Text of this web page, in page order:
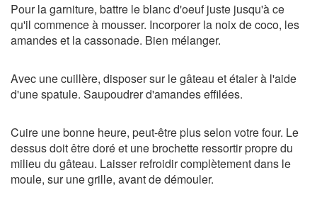
Pour la garniture, battre le blanc d'oeuf juste jusqu'à ce
qu'il commence à mousser. Incorporer la noix de coco, les
amandes et la cassonade. Bien mélanger.
Avec une cuillère, disposer sur le gâteau et étaler à l'aide
d'une spatule. Saupoudrer d'amandes effilées.
Cuire une bonne heure, peut-être plus selon votre four. Le
dessus doit être doré et une brochette ressortir propre du
milieu du gâteau. Laisser refroidir complètement dans le
moule, sur une grille, avant de démouler.